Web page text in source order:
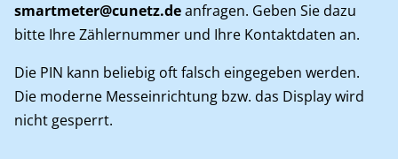
smartmeter@cunetz.deanfragen. Geben Sie dazu
bitte Ihre Zählernummer und Ihre Kontaktdaten an.
Die PIN kann beliebig oft falsch eingegeben werden.
Die moderne Messeinrichtung bzw. das Display wird
nicht gesperrt.